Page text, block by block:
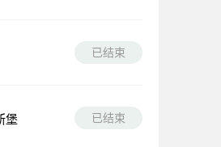
已结束
堡 已结束